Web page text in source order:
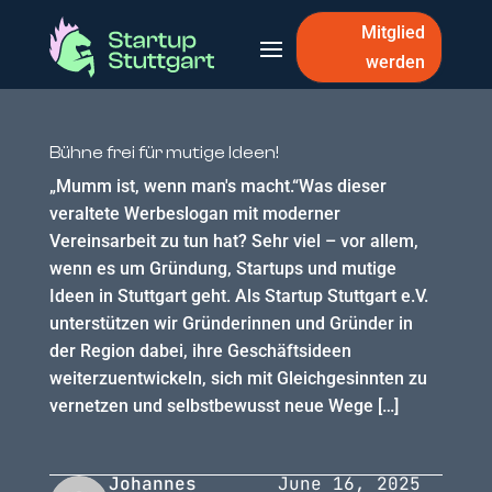
Mitglied
werden
Bühne frei für mutige Ideen!
„Mumm ist, wenn man's macht.“Was dieser
veraltete Werbeslogan mit moderner
Vereinsarbeit zu tun hat? Sehr viel – vor allem,
wenn es um Gründung, Startups und mutige
Ideen in Stuttgart geht. Als Startup Stuttgart e.V.
unterstützen wir Gründerinnen und Gründer in
der Region dabei, ihre Geschäftsideen
weiterzuentwickeln, sich mit Gleichgesinnten zu
vernetzen und selbstbewusst neue Wege […]
Johannes June 16, 2025